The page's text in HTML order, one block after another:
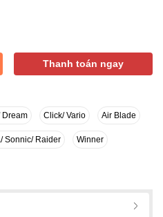
Thanh toán ngay
Dream Click/ Vario Air Blade
Sonnic/ Raider Winner